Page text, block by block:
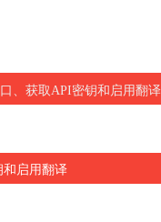
、获取API密钥和启用翻译
和启用翻译